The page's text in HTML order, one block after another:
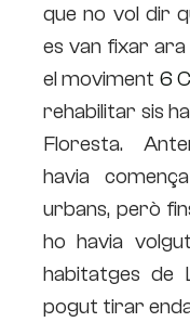
que no vol dir
es van fixar
el moviment 6
rehabilitar sis
Floresta.
havia
urbans, però
ho havia
habitatges de
pogut tirar